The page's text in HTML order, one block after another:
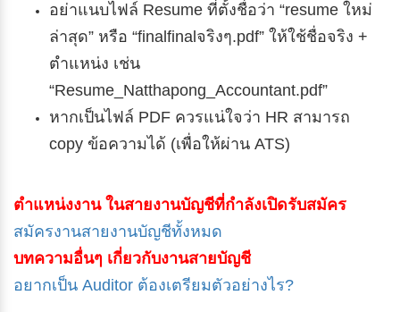
อย่าแนบไฟล์ Resume ที่ตั้งชื่อว่า “resume ใหม่
ล่าสุด” หรือ “finalfinalจริงๆ.pdf” ให้ใช้ชื่อจริง +
ตำแหน่ง เช่น
“Resume_Natthapong_Accountant.pdf”
หากเป็นไฟล์ PDF ควรแน่ใจว่า HR สามารถ
copy ข้อความได้ (เพื่อให้ผ่าน ATS)
ตำแหน่งงาน ในสายงานบัญชีที่กำลังเปิดรับสมัคร
สมัครงานสายงานบัญชีทั้งหมด
บทความอื่นๆ เกี่ยวกับงานสายบัญชี
อยากเป็น Auditor ต้องเตรียมตัวอย่างไร?